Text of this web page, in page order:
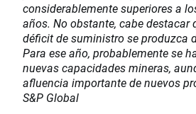
considerablemente superiores a
años. No obstante, cabe destacar
déficit de suministro se produzca
Para ese año, probablemente se
nuevas capacidades mineras,
afluencia importante de nuevos
S&P Global